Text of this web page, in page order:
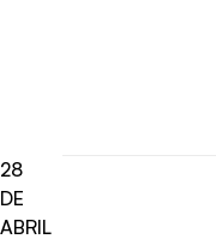
28
DE
ABRIL